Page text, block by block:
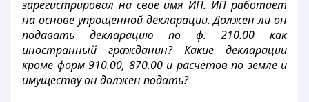
зарегистрировал на свое имя ИП. ИП работает
на основе упрощенной декларации. Должен ли он
подавать декларацию по ф. 210.00 как
иностранный гражданин? Какие декларации
кроме форм 910.00, 870.00 и расчетов по земле и
имуществу он должен подать?